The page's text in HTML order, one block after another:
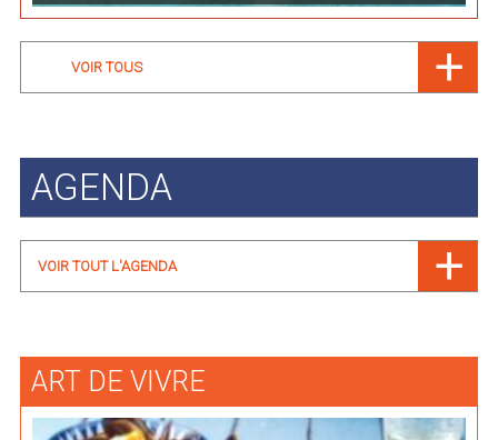
VOIR TOUS
AGENDA
VOIR TOUT L'AGENDA
ART DE VIVRE